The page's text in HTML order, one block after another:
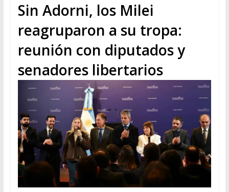
Sin Adorni, los Milei
reagruparon a su tropa:
reunión con diputados y
senadores libertarios